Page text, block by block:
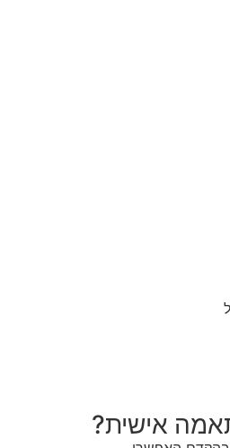
אישית?